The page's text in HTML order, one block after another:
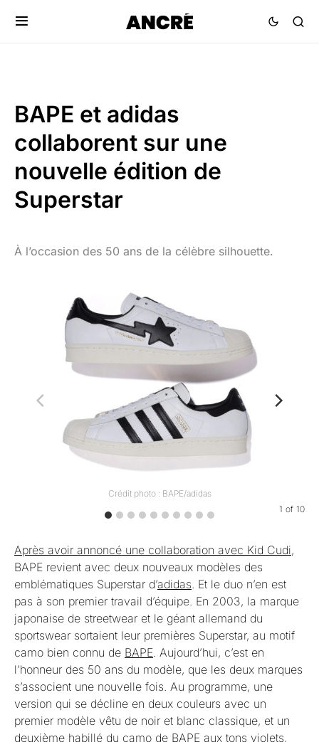
BAPE et adidas
collaborent sur une
nouvelle édition de
Superstar
À l’occasion des 50 ans de la célèbre silhouette.
Crédit photo : BAPE/adidas
1 of 10
Après avoir annoncé une collaboration avec Kid Cudi,
BAPE revient avec deux nouveaux modèles des
emblématiques Superstar d’adidas. Et le duo n’en est
pas à son premier travail d’équipe. En 2003, la marque
japonaise de streetwear et le géant allemand du
sportswear sortaient leur premières Superstar, au motif
camo bien connu de BAPE. Aujourd’hui, c’est en
l’honneur des 50 ans du modèle, que les deux marques
s’associent une nouvelle fois. Au programme, une
version qui se décline en deux couleurs avec un
premier modèle vêtu de noir et blanc classique, et un
deuxième habillé du camo de BAPE aux tons violets,